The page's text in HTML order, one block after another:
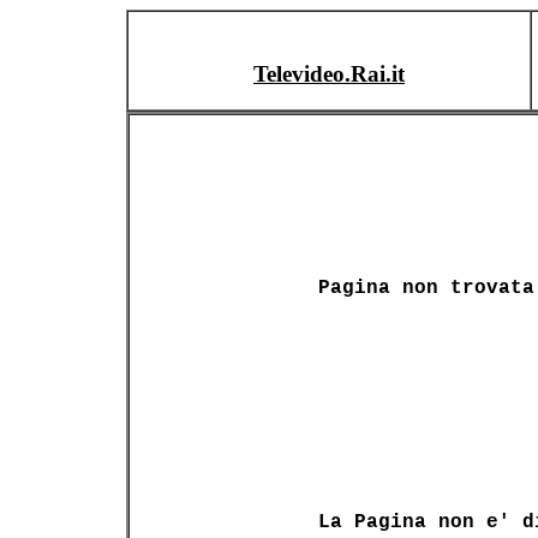
Televideo.Rai.it
Pagina non trovata
La Pagina non e'